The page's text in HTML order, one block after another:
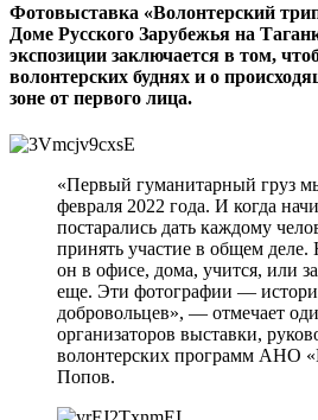
Фотовыставка «Волонтерский
Доме Русского Зарубежья на
экспозиции заключается в том,
волонтерских буднях и о
зоне от первого лица.
«Первый гуманитарный груз
февраля 2022 года. И когда
постарались дать каждому
принять участие в общем
он в офисе, дома, учится, или
еще. Эти фотографии —
добровольцев», — отмечает
организаторов выставки,
волонтерских программ АНО
Попов.